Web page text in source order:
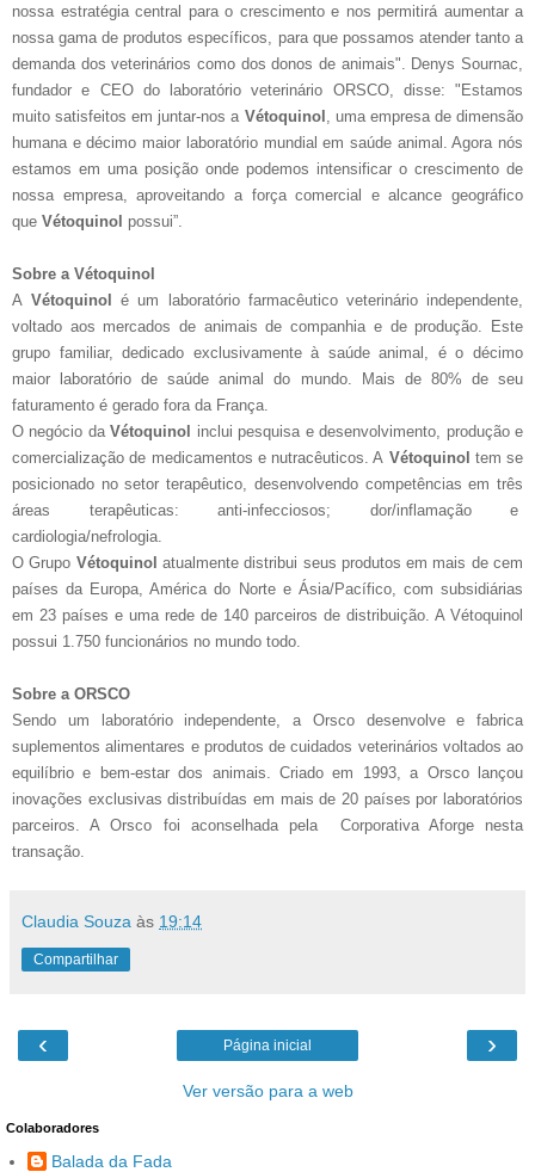
nossa estratégia central para o crescimento e nos permitirá aumentar a
nossa gama de produtos específicos, para que possamos atender tanto a
demanda dos veterinários como dos donos de animais". Denys Sournac,
fundador e CEO do laboratório veterinário ORSCO, disse: "Estamos
muito satisfeitos em juntar-nos a Vétoquinol , uma empresa de dimensão
humana e décimo maior laboratório mundial em saúde animal. Agora nós
estamos em uma posição onde podemos intensificar o crescimento de
nossa empresa, aproveitando a força comercial e alcance geográfico
que Vétoquinol possui”.
Sobre a Vétoquinol
AVétoquinolé um laboratório farmacêutico veterinário independente,
voltado aos mercados de animais de companhia e de produção. Este
grupo familiar, dedicado exclusivamente à saúde animal, é o décimo
maior laboratório de saúde animal do mundo. Mais de 80% de seu
faturamento é gerado fora da França.
O negócio daVétoquinol inclui pesquisa e desenvolvimento, produção e
comercialização de medicamentos e nutracêuticos. A Vétoquinol tem se
posicionado no setor terapêutico, desenvolvendo competências em três
áreas terapêuticas: anti-infecciosos; dor/inflamação e
cardiologia/nefrologia.
O Grupo Vétoquinol atualmente distribui seus produtos em mais de cem
países da Europa, América do Norte e Ásia/Pacífico, com subsidiárias
em 23 países e uma rede de 140 parceiros de distribuição. A Vétoquinol
possui 1.750 funcionários no mundo todo.
Sobre a ORSCO
Sendo um laboratório independente, a Orsco desenvolve e fabrica
suplementos alimentares e produtos de cuidados veterinários voltados ao
equilíbrio e bem-estar dos animais. Criado em 1993, a Orsco lançou
inovações exclusivas distribuídas em mais de 20 países por laboratórios
parceiros. A Orsco foi aconselhada pela Corporativa Aforge nesta
transação.
Claudia Souza às 19:14
Compartilhar
‹ ›
Página inicial
Ver versão para a web
Colaboradores
Balada da Fada